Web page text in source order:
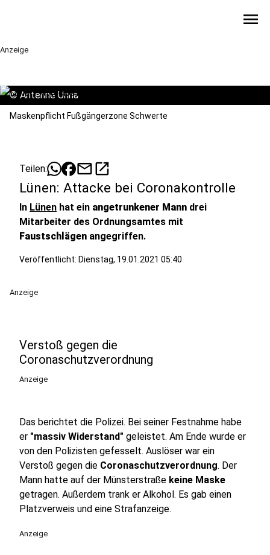
menu
Anzeige
© Antenne Unna
Maskenpflicht Fußgängerzone Schwerte
Teilen: mailopen_in_new
Lünen: Attacke bei Coronakontrolle
In Lünen hat ein angetrunkener Mann drei
Mitarbeiter des Ordnungsamtes mit
Faustschlägen angegriffen.
Veröffentlicht: Dienstag, 19.01.2021 05:40
Anzeige
Verstoß gegen die
Coronaschutzverordnung
Anzeige
Das berichtet die Polizei. Bei seiner Festnahme habe
er "massiv Widerstand" geleistet. Am Ende wurde er
von den Polizisten gefesselt. Auslöser war ein
Verstoß gegen die Coronaschutzverordnung. Der
Mann hatte auf der Münsterstraße keine Maske
getragen. Außerdem trank er Alkohol. Es gab einen
Platzverweis und eine Strafanzeige.
Anzeige